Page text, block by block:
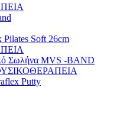
Soft 26cm
Σωλήνα MVS -BAND
Putty